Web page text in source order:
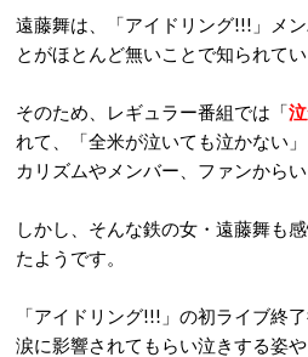
遠藤舞は、「アイドリング!!!」メ
とがほとんど無いことで知られてい
そのため、レギュラー番組では「
れて、「全米が泣いても泣かない
カリズムやメンバー、ファンからい
しかし、そんな鉄の女・遠藤舞も
たようです。
「アイドリング!!!」の初ライブ終
涙に影響されてもらい泣きする姿